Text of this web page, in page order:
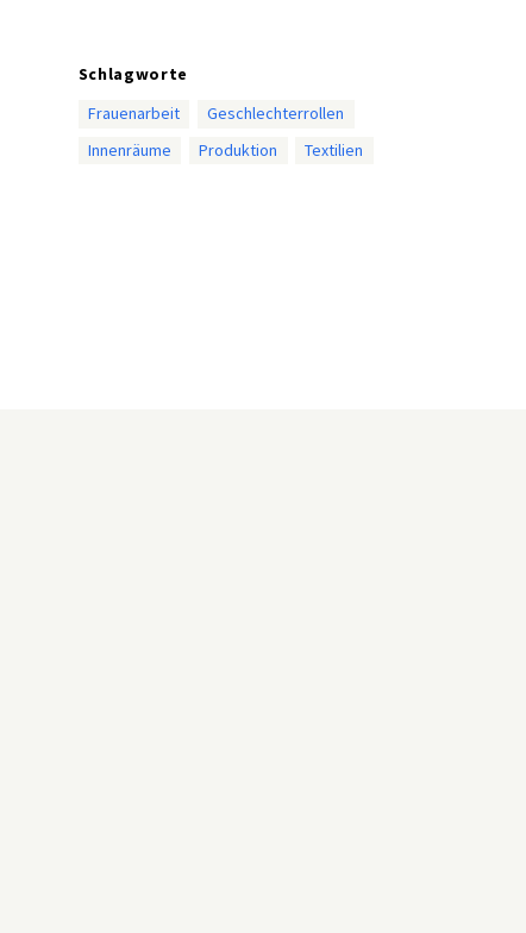
Schlagworte
Frauenarbeit
Geschlechterrollen
Innenräume
Produktion Textilien